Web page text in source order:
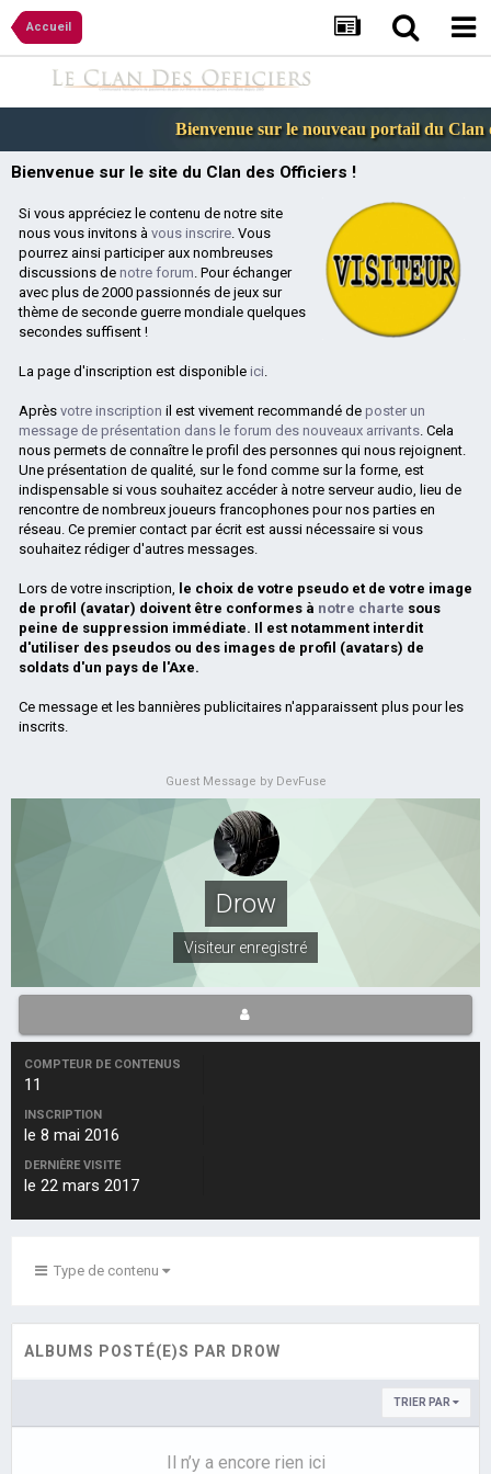
Accueil
Bienvenue sur le nouveau portail du Clan
Bienvenue sur le site du Clan des Officiers !
Si vous appréciez le contenu de notre site
nous vous invitons à vous inscrire. Vous
pourrez ainsi participer aux nombreuses
discussions de notre forum. Pour échanger
avec plus de 2000 passionnés de jeux sur
thème de seconde guerre mondiale quelques
secondes suffisent !
La page d'inscription est disponible ici.
Après votre inscription il est vivement recommandé de poster un
message de présentation dans le forum des nouveaux arrivants. Cela
nous permets de connaître le profil des personnes qui nous rejoignent.
Une présentation de qualité, sur le fond comme sur la forme, est
indispensable si vous souhaitez accéder à notre serveur audio, lieu de
rencontre de nombreux joueurs francophones pour nos parties en
réseau. Ce premier contact par écrit est aussi nécessaire si vous
souhaitez rédiger d'autres messages.
Lors de votre inscription, le choix de votre pseudo et de votre image
de profil (avatar) doivent être conformes à notre charte sous
peine de suppression immédiate. Il est notamment interdit
d'utiliser des pseudos ou des images de profil (avatars) de
soldats d'un pays de l'Axe.
Ce message et les bannières publicitaires n'apparaissent plus pour les
inscrits.
Guest Message by DevFuse
Drow
Visiteur enregistré
COMPTEUR DE CONTENUS
11
INSCRIPTION
le 8 mai 2016
DERNIÈRE VISITE
le 22 mars 2017
Type de contenu
ALBUMS POSTÉ(E)S PAR DROW
TRIER PAR
Il n’y a encore rien ici